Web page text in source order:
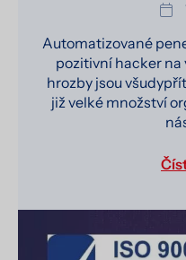
Automatizované
pozitivní hacker
hrozby jsou
již velké množství